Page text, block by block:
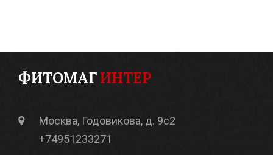
ФИТОМАГИНТЕР
Москва, Годовикова, д. 9с2
+74951233271